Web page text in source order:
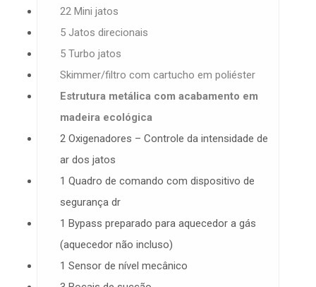
22 Mini jatos
5 Jatos direcionais
5 Turbo jatos
Skimmer/filtro com cartucho em poliéster
Estrutura metálica com acabamento em
madeira ecológica
2 Oxigenadores – Controle da intensidade de
ar dos jatos
1 Quadro de comando com dispositivo de
segurança dr
1 Bypass preparado para aquecedor a gás
(aquecedor não incluso)
1 Sensor de nível mecânico